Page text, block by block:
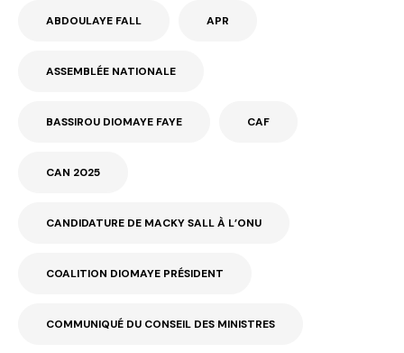
ABDOULAYE FALL APR
ASSEMBLÉE NATIONALE
BASSIROU DIOMAYE FAYE CAF
CAN 2025
CANDIDATURE DE MACKY SALL À L’ONU
COALITION DIOMAYE PRÉSIDENT
COMMUNIQUÉ DU CONSEIL DES MINISTRES